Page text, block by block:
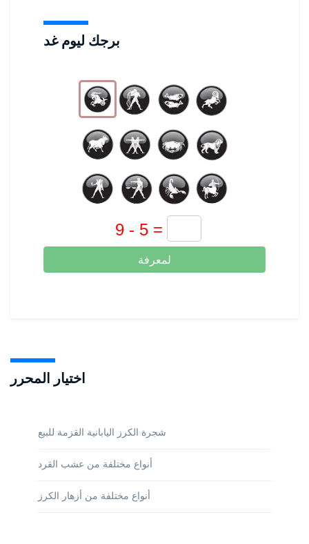
برجك ليوم غد
لمعرفة
اختيار المحرر
شجرة الكرز اليابانية القزمة للبيع
أنواع مختلفة من عشب القرد
أنواع مختلفة من أزهار الكرز